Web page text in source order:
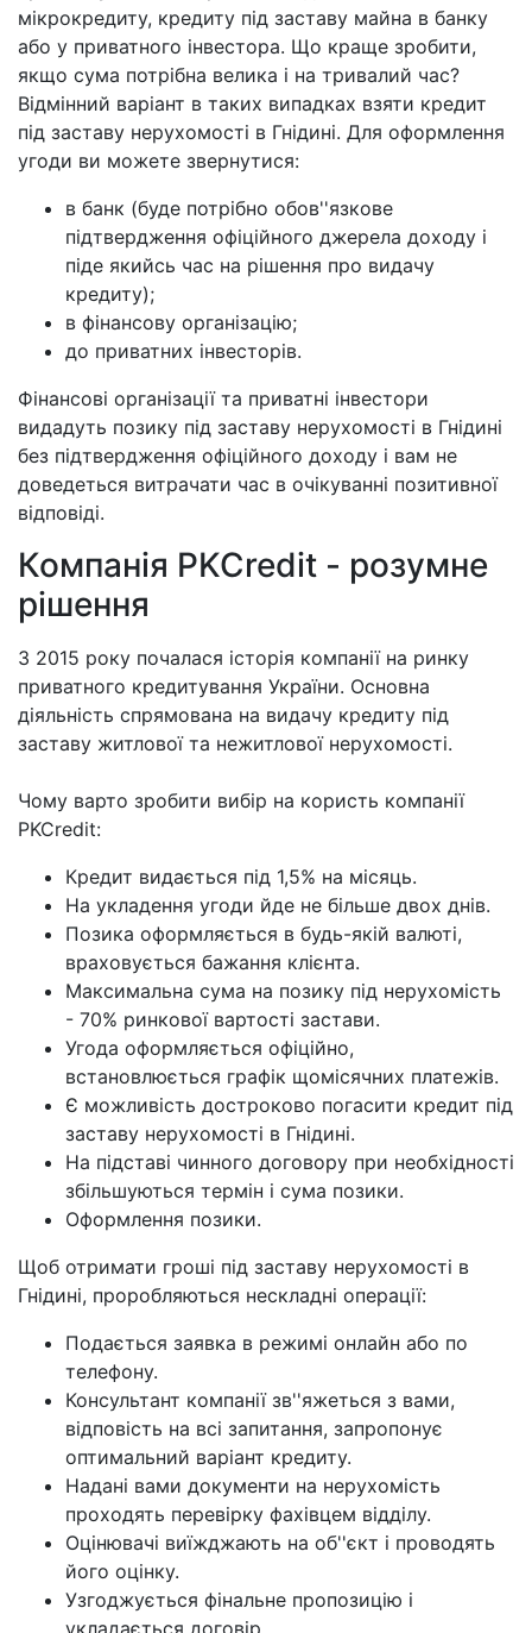
мікрокредиту, кредиту під заставу майна в банку
або у приватного інвестора. Що краще зробити,
якщо сума потрібна велика і на тривалий час?
Відмінний варіант в таких випадках взяти кредит
під заставу нерухомості в Гнідині. Для оформлення
угоди ви можете звернутися:
в банк (буде потрібно обов''язкове
підтвердження офіційного джерела доходу і
піде якийсь час на рішення про видачу
кредиту);
в фінансову організацію;
до приватних інвесторів.
Фінансові організації та приватні інвестори
видадуть позику під заставу нерухомості в Гнідині
без підтвердження офіційного доходу і вам не
доведеться витрачати час в очікуванні позитивної
відповіді.
Компанія PKCredit - розумне
рішення
З 2015 року почалася історія компанії на ринку
приватного кредитування України. Основна
діяльність спрямована на видачу кредиту під
заставу житлової та нежитлової нерухомості.
Чому варто зробити вибір на користь компанії
PKCredit:
Кредит видається під 1,5% на місяць.
На укладення угоди йде не більше двох днів.
Позика оформляється в будь-якій валюті,
враховується бажання клієнта.
Максимальна сума на позику під нерухомість
- 70% ринкової вартості застави.
Угода оформляється офіційно,
встановлюється графік щомісячних платежів.
Є можливість достроково погасити кредит під
заставу нерухомості в Гнідині.
На підставі чинного договору при необхідності
збільшуються термін і сума позики.
Оформлення позики.
Щоб отримати гроші під заставу нерухомості в
Гнідині, проробляються нескладні операції:
Подається заявка в режимі онлайн або по
телефону.
Консультант компанії зв''яжеться з вами,
відповість на всі запитання, запропонує
оптимальний варіант кредиту.
Надані вами документи на нерухомість
проходять перевірку фахівцем відділу.
Оцінювачі виїжджають на об''єкт і проводять
його оцінку.
Узгоджується фінальне пропозицію і